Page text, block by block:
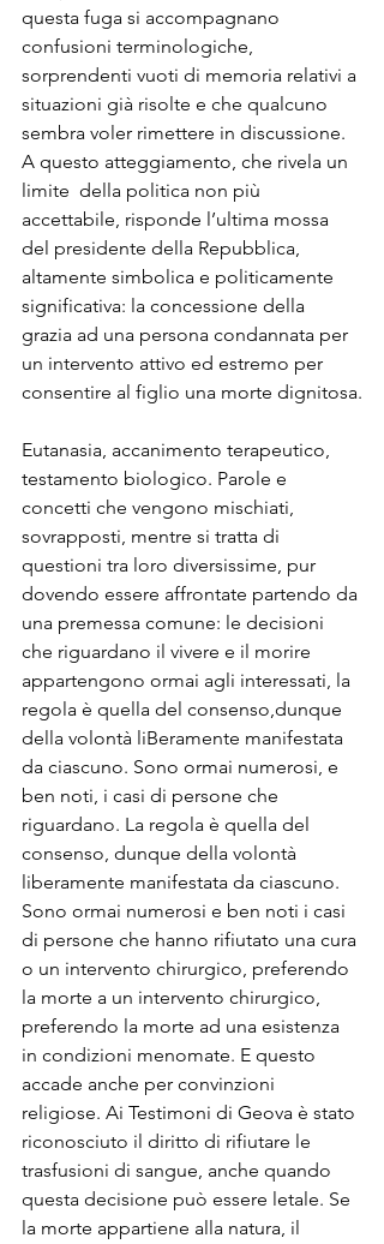
questa fuga si accompagnano
confusioni terminologiche,
sorprendenti vuoti di memoria relativi a
situazioni già risolte e che qualcuno
sembra voler rimettere in discussione.
A questo atteggiamento, che rivela un
limite  della politica non più
accettabile, risponde l’ultima mossa
del presidente della Repubblica,
altamente simbolica e politicamente
significativa: la concessione della
grazia ad una persona condannata per
un intervento attivo ed estremo per
consentire al figlio una morte dignitosa.
Eutanasia, accanimento terapeutico,
testamento biologico. Parole e
concetti che vengono mischiati,
sovrapposti, mentre si tratta di
questioni tra loro diversissime, pur
dovendo essere affrontate partendo da
una premessa comune: le decisioni
che riguardano il vivere e il morire
appartengono ormai agli interessati, la
regola è quella del consenso,dunque
della volontà liBeramente manifestata
da ciascuno. Sono ormai numerosi, e
ben noti, i casi di persone che
riguardano. La regola è quella del
consenso, dunque della volontà
liberamente manifestata da ciascuno.
Sono ormai numerosi e ben noti i casi
di persone che hanno rifiutato una cura
o un intervento chirurgico, preferendo
la morte a un intervento chirurgico,
preferendo la morte ad una esistenza
in condizioni menomate. E questo
accade anche per convinzioni
religiose. Ai Testimoni di Geova è stato
riconosciuto il diritto di rifiutare le
trasfusioni di sangue, anche quando
questa decisione può essere letale. Se
la morte appartiene alla natura, il